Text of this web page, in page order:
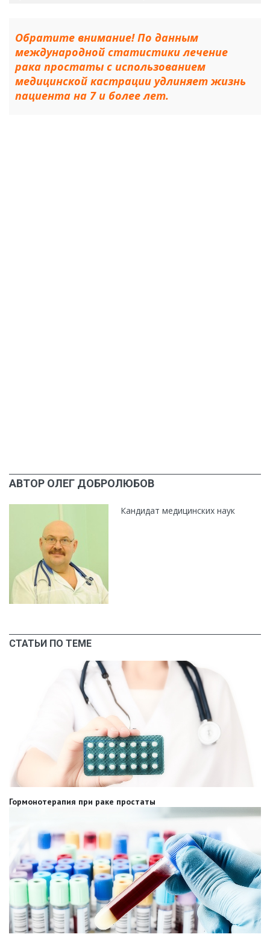
Обратите внимание! По данным
международной статистики лечение
рака простаты с использованием
медицинской кастрации удлиняет жизнь
пациента на 7 и более лет.
АВТОР ОЛЕГ ДОБРОЛЮБОВ
Кандидат медицинских наук
СТАТЬИ ПО ТЕМЕ
Гормонотерапия при раке простаты